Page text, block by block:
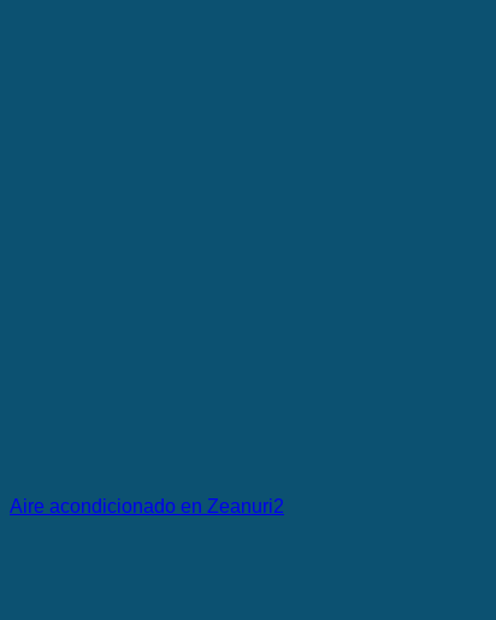
Aire acondicionado en Zeanuri2